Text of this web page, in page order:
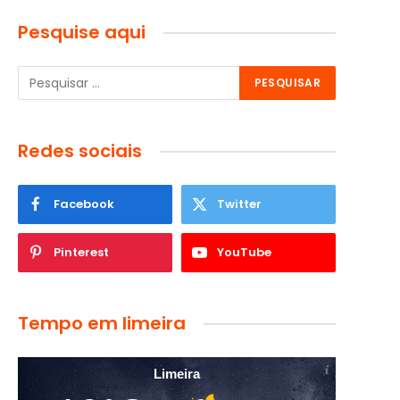
Pesquise aqui
Redes sociais
Facebook Twitter
Pinterest YouTube
Tempo em limeira
Limeira